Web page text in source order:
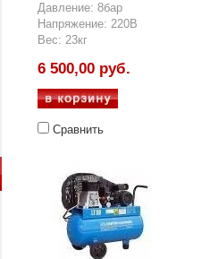
Давление: 8бар
Напряжение: 220В
Вес: 23кг
6 500,00 руб.
Сравнить